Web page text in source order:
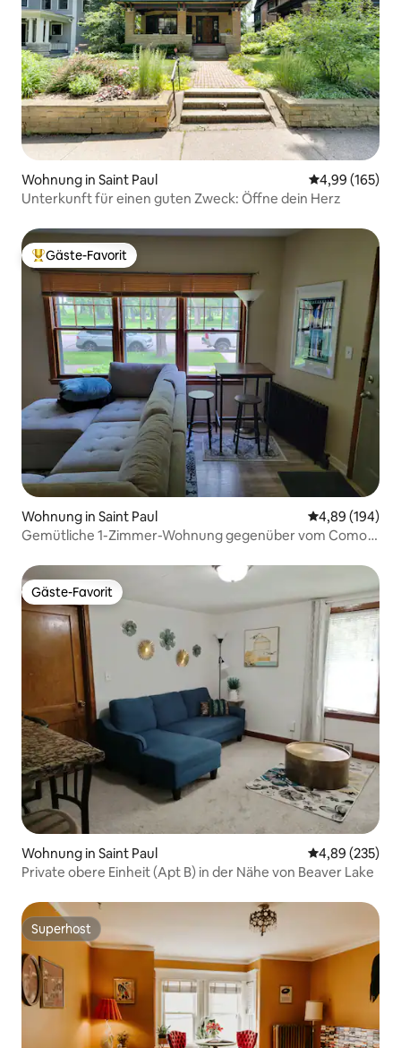
Wohnung in Saint Paul
4,99 (165)
Unterkunft für einen guten Zweck: Öffne dein Herz
Beliebter Gäste-Favorit.
Gäste-Favorit
Wohnung in Saint Paul
4,89 (194)
Gemütliche 1-Zimmer-Wohnung gegenüber vom Como
Gäste-Favorit
Gäste-Favorit
Wohnung in Saint Paul
4,89 (235)
Private obere Einheit (Apt B) in der Nähe von Beaver Lake
Superhost
Superhost